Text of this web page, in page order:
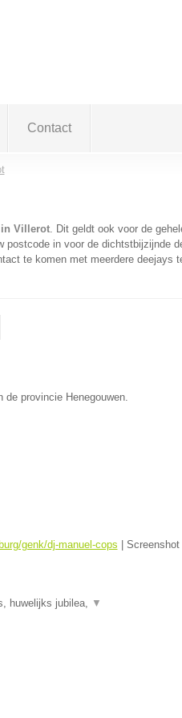
Contact
Villerot. Dit geldt ook voor de
postcode in voor de dichtstbijzijnde
te komen met meerdere deejays
de provincie Henegouwen.
genk/dj-manuel-cops Screenshot
huwelijks jubilea, ▼